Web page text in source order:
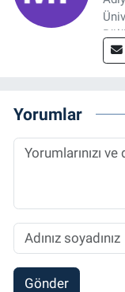
Yorumlar
Gönder